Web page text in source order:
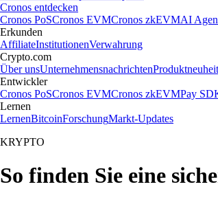
Cronos entdecken
Cronos PoSCronos EVMCronos zkEVMAI
Erkunden
AffiliateInstitutionenVerwahrung
Crypto.com
Über unsUnternehmensnachrichten
Entwickler
Cronos PoSCronos EVMCronos zkEVMPay
Lernen
LernenBitcoinForschungMarkt-Updates
KRYPTO
So finden Sie eine